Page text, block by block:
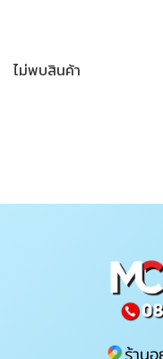
ไม่พบสินค้า